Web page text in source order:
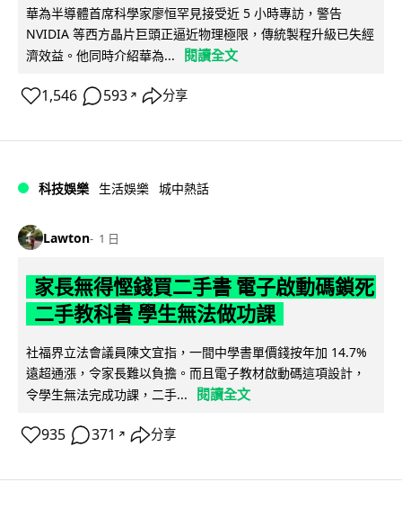
華為半導體首席科學家廖恒罕見接受近 5 小時專訪，警告
NVIDIA 等西方晶片巨頭正逼近物理極限，傳統製程升級已失經
濟效益。他同時介紹華為...
閱讀全文
1,546 593 ↗ 分享
科技娛樂 生活娛樂 城中熱話
Lawton 1 日
家長無得慳錢買二手書 電子啟動碼鎖死
二手教科書 學生無法做功課
社福界立法會議員陳文宜指，一間中學書單價錢按年加 14.7%
遠超通漲，令家長難以負擔。而且電子教材啟動碼這項設計，
令學生無法完成功課，二手...
閱讀全文
935 371 ↗ 分享